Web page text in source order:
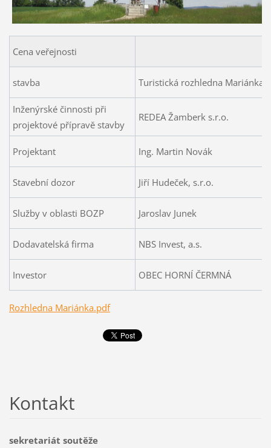
Cena veřejnosti
stavba Turistická rozhledna Mariánka
Inženýrské činnosti při
projektové přípravě stavby
REDEA Žamberk s.r.o.
Projektant Ing. Martin Novák
Stavební dozor Jiří Hudeček, s.r.o.
Služby v oblasti BOZP Jaroslav Junek
Dodavatelská firma NBS Invest, a.s.
Investor OBEC HORNÍ ČERMNÁ
Rozhledna Mariánka.pdf
Kontakt
sekretariát soutěže